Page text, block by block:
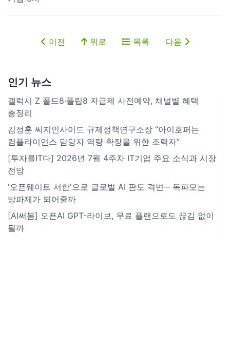
이전 위로 목록 다음
인기 뉴스
갤럭시 Z 폴드8·플립8 자급제 사전예약, 채널별 혜택
총정리
김정훈 씨지인사이드 규제정책연구소장 “아이호퍼는
컴플라이언스 담당자 역량 확장을 위한 조력자”
[투자를IT다] 2026년 7월 4주차 IT기업 주요 소식과 시장
전망
'오픈웨이트 서한'으로 글로벌 AI 판도 격변··· 독파모는
방파제가 되어줄까
[AI써봄] 오픈AI GPT-라이브, 무료 플랜으로도 끊김 없이
될까